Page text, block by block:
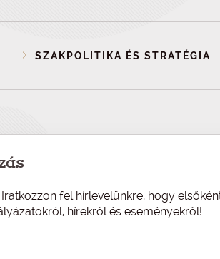
SZAKPOLITIKA ÉS STRATÉGIA
fel hírlevelünkre, hogy
hírekről és eseményekről!